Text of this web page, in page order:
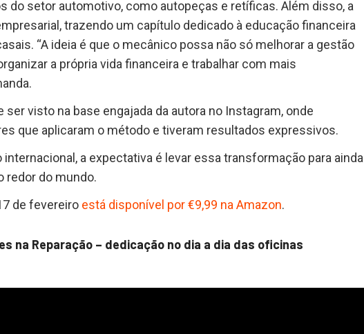
do setor automotivo, como autopeças e retíficas. Além disso, a
trazendo um capítulo dedicado à educação financeira
“A ideia é que o mecânico possa não só melhorar a gestão
a própria vida financeira e trabalhar com mais
ser visto na base engajada da autora no Instagram, onde
que aplicaram o método e tiveram resultados expressivos.
a expectativa é levar essa transformação para ainda
redor do mundo.
de fevereiro está disponível por €9,99 na Amazon.
na Reparação – dedicação no dia a dia das oficinas